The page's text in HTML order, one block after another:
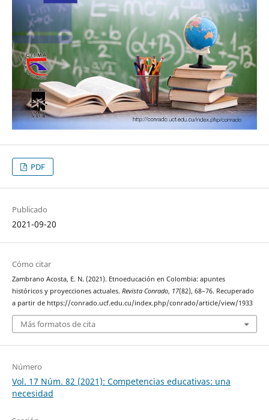
PDF
Publicado
2021-09-20
Cómo citar
Zambrano Acosta, E. N. (2021). Etnoeducación en Colombia: apuntes
históricos y proyecciones actuales. Revista Conrado, 17(82), 68–76. Recuperado
a partir de https://conrado.ucf.edu.cu/index.php/conrado/article/view/1933
Más formatos de cita
Número
Vol. 17 Núm. 82 (2021): Competencias educativas: una
necesidad